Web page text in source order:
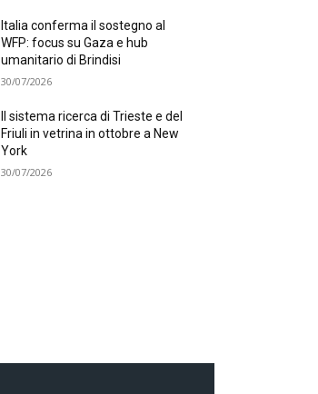
Italia conferma il sostegno al
WFP: focus su Gaza e hub
umanitario di Brindisi
30/07/2026
Il sistema ricerca di Trieste e del
Friuli in vetrina in ottobre a New
York
30/07/2026